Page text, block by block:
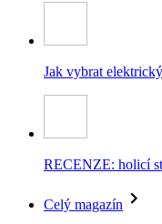
Jak vybrat
RECENZE: holicí
Celý magazín